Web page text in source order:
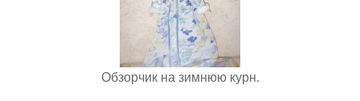
Обзорчик на зимнюю курн.